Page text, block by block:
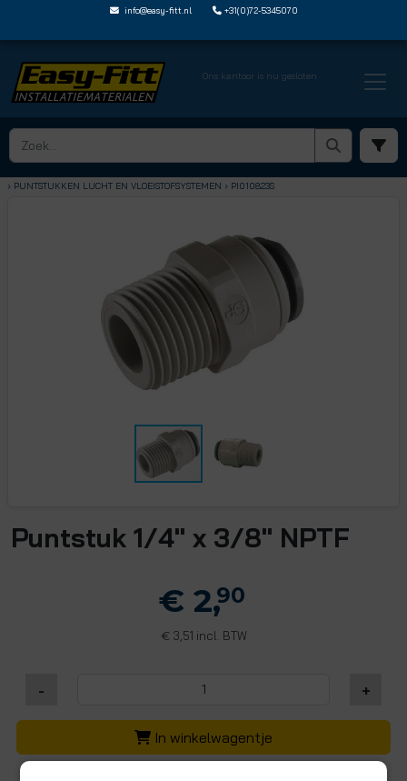
info@easy-fitt.nl +31(0)72-5345070
Ons kantoor is nu gesloten
HOME › SPEEDFIT LUCHT EN VLOEISTOFFEN
› PUNTSTUKKEN LUCHT EN VLOEISTOFSYSTEMEN › PI010823S
Puntstuk 1/4" x 3/8" NPTF
€ 2,90
€3,51 incl. BTW
- +
In winkelwagentje